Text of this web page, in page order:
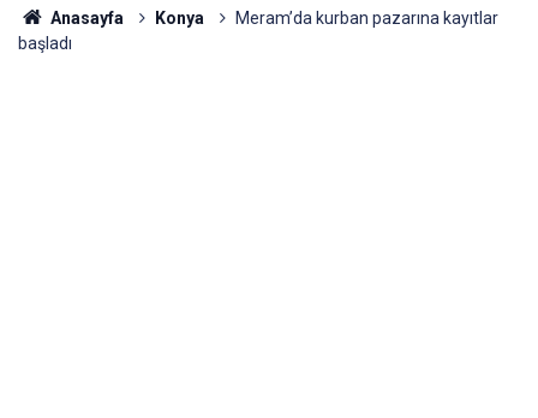
Anasayfa Konya
Meram’da kurban pazarına kayıtlar
başladı